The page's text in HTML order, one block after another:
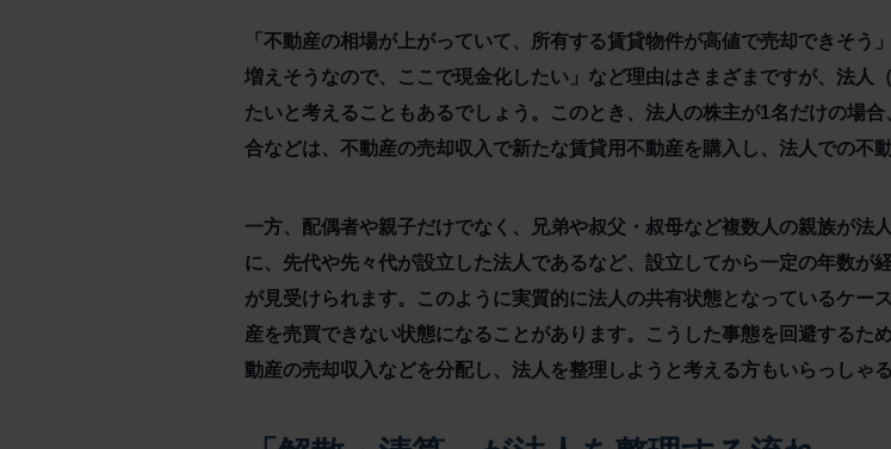
「不動産の相場が上がっていて、所有する賃貸物件が高値で売却できそ
増えそうなので、ここで現金化したい」など理由はさまざまですが、法人
たいと考えることもあるでしょう。このとき、法人の株主が1名だけの場
合などは、不動産の売却収入で新たな賃貸用不動産を購入し、法人での不
一方、配偶者や親子だけでなく、兄弟や叔父・叔母など複数人の親族が法
に、先代や先々代が設立した法人であるなど、設立してから一定の年数が
が見受けられます。このように実質的に法人の共有状態となっているケー
産を売買できない状態になることがあります。こうした事態を回避するた
動産の売却収入などを分配し、法人を整理しようと考える方もいらっしゃ